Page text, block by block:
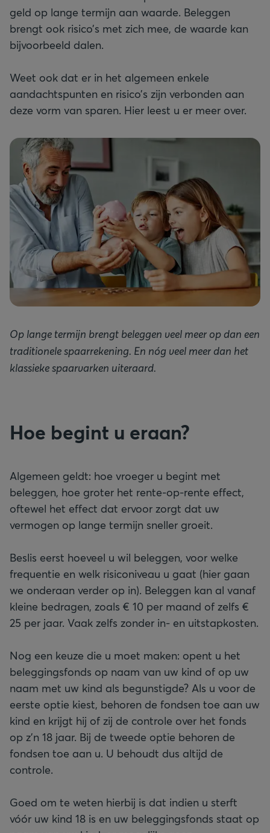
geld op lange termijn aan waarde. Beleggen
brengt ook risico’s met zich mee, de waarde kan
bijvoorbeeld dalen.
Weet ook dat er in het algemeen enkele
aandachtspunten en risico’s zijn verbonden aan
Op lange termijn brengt beleggen veel meer op dan een
traditionele spaarrekening. En nóg veel meer dan het
klassieke spaarvarken uiteraard.
Hoe begint u eraan?
Algemeen geldt: hoe vroeger u begint met
beleggen, hoe groter het rente-op-rente effect,
oftewel het effect dat ervoor zorgt dat uw
vermogen op lange termijn sneller groeit.
Beslis eerst hoeveel u wil beleggen, voor welke
frequentie en welk risiconiveau u gaat (hier gaan
we onderaan verder op in). Beleggen kan al vanaf
kleine bedragen, zoals € 10 per maand of zelfs €
25 per jaar. Vaak zelfs zonder in- en uitstapkosten.
Nog een keuze die u moet maken: opent u het
beleggingsfonds op naam van uw kind of op uw
naam met uw kind als begunstigde? Als u voor de
eerste optie kiest, behoren de fondsen toe aan uw
kind en krijgt hij of zij de controle over het fonds
op z’n 18 jaar. Bij de tweede optie behoren de
fondsen toe aan u. U behoudt dus altijd de
controle.
Goed om te weten hierbij is dat indien u sterft
vóór uw kind 18 is en uw beleggingsfonds staat op